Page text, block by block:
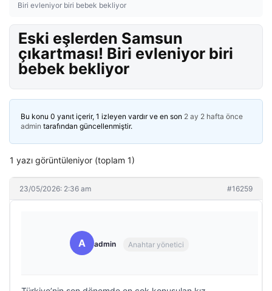
Biri evleniyor biri bebek bekliyor
Eski eşlerden Samsun
çıkartması! Biri evleniyor biri
bebek bekliyor
Bu konu 0 yanıt içerir, 1 izleyen vardır ve en son 2 ay 2 hafta önce
admin tarafından güncellenmiştir.
1 yazı görüntüleniyor (toplam 1)
23/05/2026: 2:36 am #16259
A admin Anahtar yönetici